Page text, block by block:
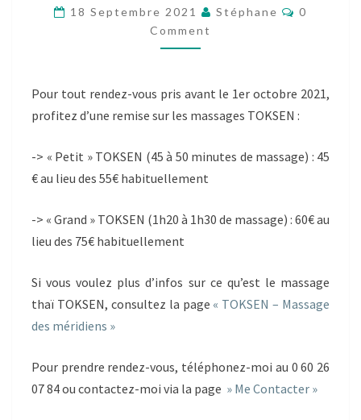
LE
MASSAGE
TOKSEN
18 Septembre 2021 Stéphane
0
Comment
Pour tout rendez-vous pris avant le 1er octobre 2021,
profitez d’une remise sur les massages TOKSEN :
-> « Petit » TOKSEN (45 à 50 minutes de massage) : 45
€ au lieu des 55€ habituellement
-> « Grand » TOKSEN (1h20 à 1h30 de massage) : 60€ au
lieu des 75€ habituellement
Si vous voulez plus d’infos sur ce qu’est le massage
thaï TOKSEN, consultez la page « TOKSEN – Massage
des méridiens »
Pour prendre rendez-vous, téléphonez-moi au 0 60 26
07 84 ou contactez-moi via la page » Me Contacter »